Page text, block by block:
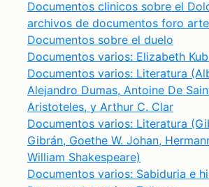
Documentos clinicos sobre el
archivos de documentos foro
Documentos sobre el duelo
Documentos varios: Elizabeth
Documentos varios: Literatura
Alejandro Dumas, Antoine De
Aristoteles, y Arthur C. Clar
Documentos varios: Literatura
Gibrán, Goethe W. Johan,
William Shakespeare)
Documentos varios: Sabiduria e